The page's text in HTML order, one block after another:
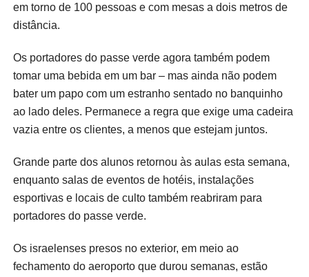
em torno de 100 pessoas e com mesas a dois metros de
distância.
Os portadores do passe verde agora também podem
tomar uma bebida em um bar – mas ainda não podem
bater um papo com um estranho sentado no banquinho
ao lado deles. Permanece a regra que exige uma cadeira
vazia entre os clientes, a menos que estejam juntos.
Grande parte dos alunos retornou às aulas esta semana,
enquanto salas de eventos de hotéis, instalações
esportivas e locais de culto também reabriram para
portadores do passe verde.
Os israelenses presos no exterior, em meio ao
fechamento do aeroporto que durou semanas, estão